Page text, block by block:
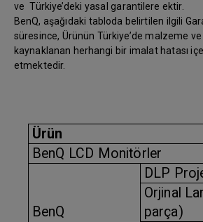
ve Türkiye’deki yasal garantilere ektir.
BenQ, aşağıdaki tabloda belirtilen ilgili
süresince, Ürünün Türkiye’de malzeme
kaynaklanan herhangi bir imalat hatası
etmektedir.
Ürün
BenQ LCD Monitörler
BenQ
DLP
Orjinal
parça)